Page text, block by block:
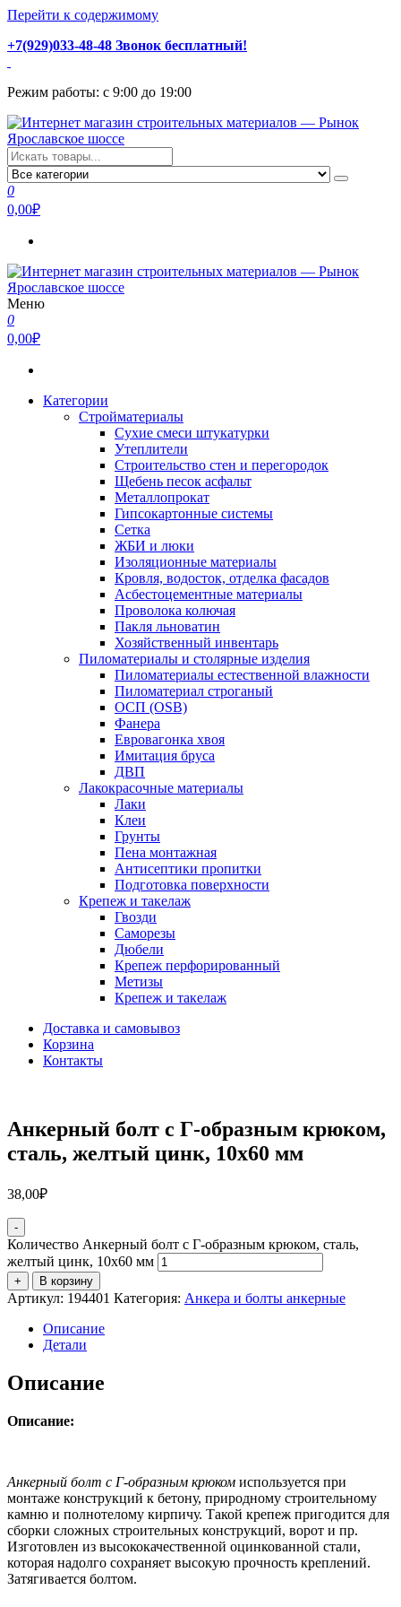
Перейти к содержимому
+7(929)033-48-48 Звонок бесплатный!
Режим работы: с 9:00 до 19:00
Интернет магазин строительных материалов — Рынок
Ярославское шоссе
Стройматериалы с доставкой и самовывозом можно купить у
нас. Пушкино, Ивантеевка, Королев, Мытищи, Сергиев Посад.
Низкая цена, консультация и быстрая доставка.
0
0,00₽
Интернет магазин строительных материалов — Рынок
Ярославское шоссе
Стройматериалы с доставкой и самовывозом можно купить у
нас. Пушкино, Ивантеевка, Королев, Мытищи, Сергиев Посад.
Низкая цена, консультация и быстрая доставка.
Меню
0
0,00₽
Категории
Стройматериалы
Сухие смеси штукатурки
Утеплители
Строительство стен и перегородок
Щебень песок асфальт
Металлопрокат
Гипсокартонные системы
Сетка
ЖБИ и люки
Изоляционные материалы
Кровля, водосток, отделка фасадов
Асбестоцементные материалы
Проволока колючая
Пакля льноватин
Хозяйственный инвентарь
Пиломатериалы и столярные изделия
Пиломатериалы естественной влажности
Пиломатериал строганый
ОСП (OSB)
Фанера
Евровагонка хвоя
Имитация бруса
ДВП
Лакокрасочные материалы
Лаки
Клеи
Грунты
Пена монтажная
Антисептики пропитки
Подготовка поверхности
Крепеж и такелаж
Гвозди
Саморезы
Дюбели
Крепеж перфорированный
Метизы
Крепеж и такелаж
Доставка и самовывоз
Корзина
Контакты
Анкерный болт с Г-образным крюком,
сталь, желтый цинк, 10х60 мм
38,00₽
-
Количество Анкерный болт с Г-образным крюком, сталь,
желтый цинк, 10х60 мм
+ В корзину
Артикул: 194401 Категория: Анкера и болты анкерные
Описание
Детали
Описание
Описание:
Анкерный болт с Г-образным крюком используется при
монтаже конструкций к бетону, природному строительному
камню и полнотелому кирпичу. Такой крепеж пригодится для
сборки сложных строительных конструкций, ворот и пр.
Изготовлен из высококачественной оцинкованной стали,
которая надолго сохраняет высокую прочность креплений.
Затягивается болтом.